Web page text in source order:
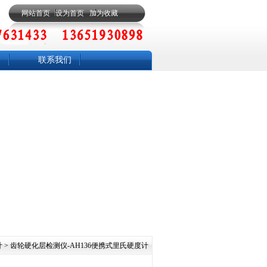
网站首页 设为首页 加为收藏
联系我们
> 齿轮硬化层检测仪​-AH136便携式里氏硬度计